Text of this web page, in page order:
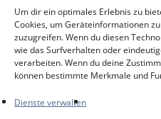
Um dir ein optimales Erlebnis zu
Cookies, um Geräteinformationen
zuzugreifen. Wenn du diesen
wie das Surfverhalten oder
verarbeiten. Wenn du deine
können bestimmte Merkmale und
Dienste verwalten